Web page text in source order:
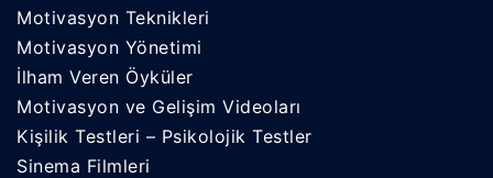
Motivasyon Teknikleri
Motivasyon Yönetimi
İlham Veren Öyküler
Motivasyon ve Gelişim Videoları
Kişilik Testleri – Psikolojik Testler
Sinema Filmleri